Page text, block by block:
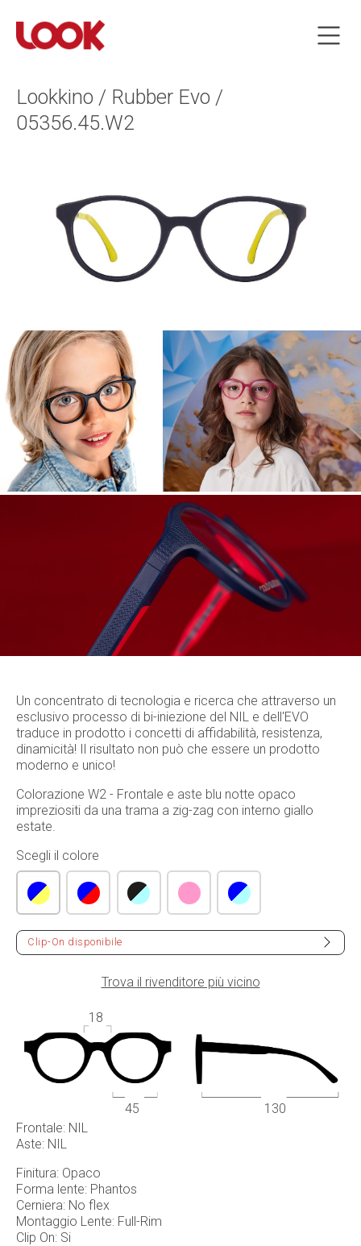
Lookkino / Rubber Evo /
05356.45.W2
Frontale: NIL
Aste: NIL
Finitura: Opaco
Forma lente: Phantos
Cerniera: No flex
Montaggio Lente: Full-Rim
Clip On: Si
Un concentrato di tecnologia e ricerca che attraverso un
esclusivo processo di bi-iniezione del NIL e dell'EVO
traduce in prodotto i concetti di affidabilità, resistenza,
dinamicità! Il risultato non può che essere un prodotto
moderno e unico!
Colorazione W2 - Frontale e aste blu notte opaco
impreziositi da una trama a zig-zag con interno giallo
estate.
Scegli il colore
Clip-On disponibile
Trova il rivenditore più vicino
45
18
130